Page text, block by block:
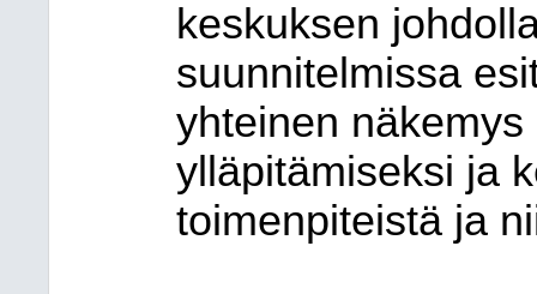
keskuksen
suunnitelmissa
yhteinen
ylläpitämiseksi ja
toimenpiteistä ja